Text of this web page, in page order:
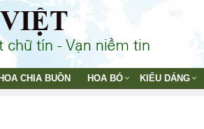
HOA CHIA BUỒN HOA BÓ KIỂU DÁNG